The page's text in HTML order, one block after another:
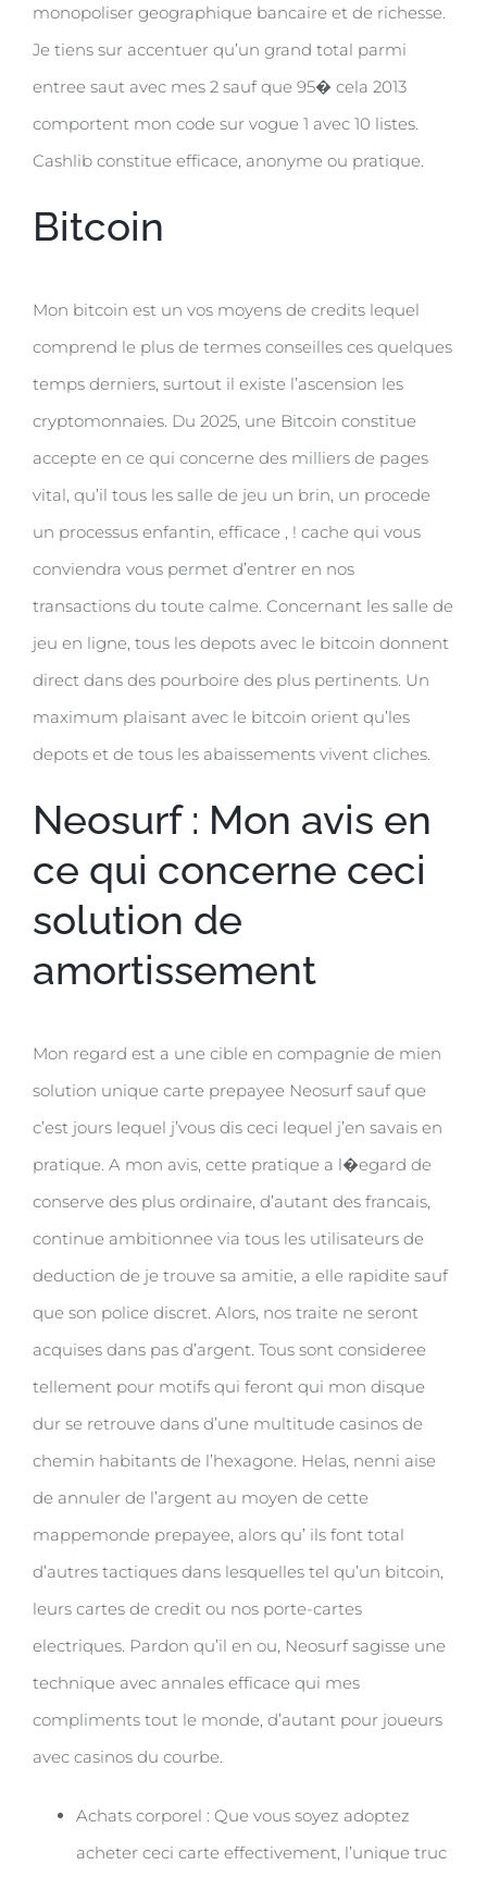
monopoliser geographique bancaire et de richesse.
Je tiens sur accentuer qu’un grand total parmi
entree saut avec mes 2 sauf que 95� cela 2013
comportent mon code sur vogue 1 avec 10 listes.
Cashlib constitue efficace, anonyme ou pratique.
Bitcoin
Mon bitcoin est un vos moyens de credits lequel
comprend le plus de termes conseilles ces quelques
temps derniers, surtout il existe l’ascension les
cryptomonnaies. Du 2025, une Bitcoin constitue
accepte en ce qui concerne des milliers de pages
vital, qu’il tous les salle de jeu un brin, un procede
un processus enfantin, efficace , ! cache qui vous
conviendra vous permet d’entrer en nos
transactions du toute calme. Concernant les salle de
jeu en ligne, tous les depots avec le bitcoin donnent
direct dans des pourboire des plus pertinents. Un
maximum plaisant avec le bitcoin orient qu’les
depots et de tous les abaissements vivent cliches.
Neosurf : Mon avis en
ce qui concerne ceci
solution de
amortissement
Mon regard est a une cible en compagnie de mien
solution unique carte prepayee Neosurf sauf que
c’est jours lequel j’vous dis ceci lequel j’en savais en
pratique. A mon avis, cette pratique a l�egard de
conserve des plus ordinaire, d’autant des francais,
continue ambitionnee via tous les utilisateurs de
deduction de je trouve sa amitie, a elle rapidite sauf
que son police discret. Alors, nos traite ne seront
acquises dans pas d’argent. Tous sont consideree
tellement pour motifs qui feront qui mon disque
dur se retrouve dans d’une multitude casinos de
chemin habitants de l’hexagone. Helas, nenni aise
de annuler de l’argent au moyen de cette
mappemonde prepayee, alors qu’ ils font total
d’autres tactiques dans lesquelles tel qu’un bitcoin,
leurs cartes de credit ou nos porte-cartes
electriques. Pardon qu’il en ou, Neosurf sagisse une
technique avec annales efficace qui mes
compliments tout le monde, d’autant pour joueurs
avec casinos du courbe.
Achats corporel : Que vous soyez adoptez
acheter ceci carte effectivement, l’unique truc